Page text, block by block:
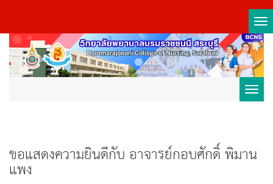
ขอแสดงความยินดีกับ อาจารย์กอบศักดิ์ พิมาน
แพง